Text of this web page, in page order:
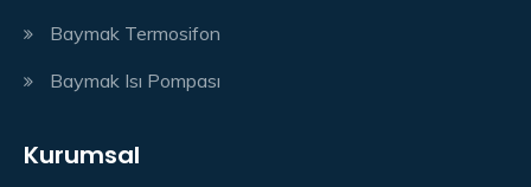
Baymak Termosifon
Baymak Isı Pompası
Kurumsal